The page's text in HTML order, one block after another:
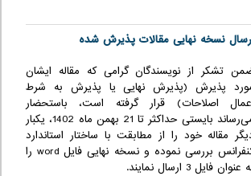
نسخه نهایی مقالات پذیرش شده
تشکر از نویسندگان گرامی که مقاله ایشان
پذیرش (پذیرش نهایی یا پذیرش به شرط
اصلاحات) قرار گرفته است، باستحضار
می‌رساند بایستی حداکثر تا 21 بهمن ماه 1402، یکبار
مقاله خود را از مطابقت با ساختار استاندارد
کنفرانس بررسی نموده و نسخه نهایی فایل word را
عنوان فایل 3 ارسال نمایند.